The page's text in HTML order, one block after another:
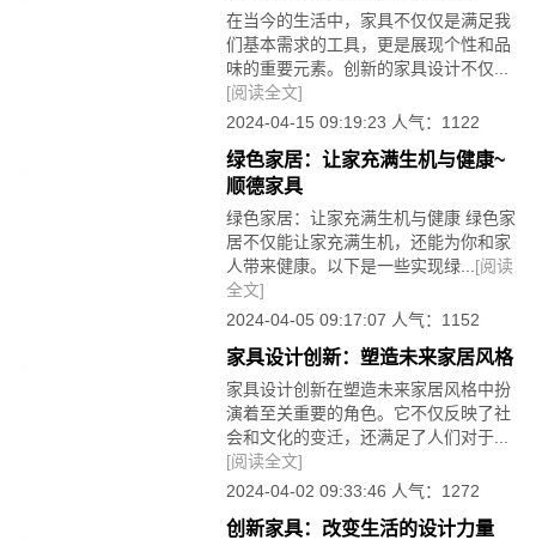
在当今的生活中，家具不仅仅是满足我
们基本需求的工具，更是展现个性和品
味的重要元素。创新的家具设计不仅...
[阅读全文]
2024-04-15 09:19:23 人气：1122
绿色家居：让家充满生机与健康~
顺德家具
绿色家居：让家充满生机与健康 绿色家
居不仅能让家充满生机，还能为你和家
人带来健康。以下是一些实现绿... [阅读
全文]
2024-04-05 09:17:07 人气：1152
家具设计创新：塑造未来家居风格
家具设计创新在塑造未来家居风格中扮
演着至关重要的角色。它不仅反映了社
会和文化的变迁，还满足了人们对于...
[阅读全文]
2024-04-02 09:33:46 人气：1272
创新家具：改变生活的设计力量